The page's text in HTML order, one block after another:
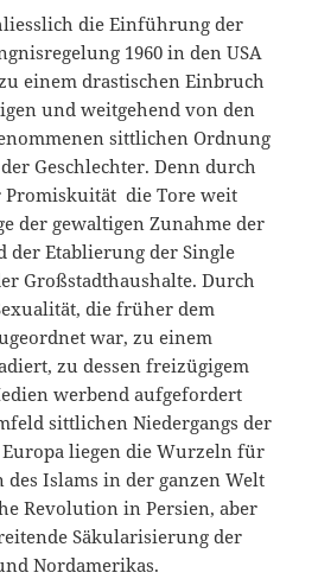
die Einführung der
1960 in den USA
einem drastischen Einbruch
und weitgehend von den
sittlichen Ordnung
Geschlechter. Denn durch
die Tore weit
der gewaltigen Zunahme der
der Etablierung der Single
Großstadthaushalte. Durch
die früher dem
war, zu einem
zu dessen freizügigem
werbend aufgefordert
sittlichen Niedergangs der
liegen die Wurzeln für
des Islams in der ganzen Welt
Revolution in Persien, aber
Säkularisierung der
Nordamerikas.